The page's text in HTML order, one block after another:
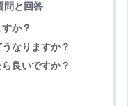
問と回答
か？
なりますか？
良いですか？